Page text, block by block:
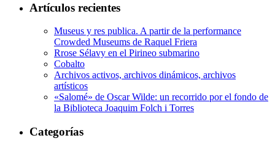
Artículos recientes
Museus y res publica. A partir de la performance
Crowded Museums de Raquel Friera
Rrose Sélavy en el Pirineo submarino
Cobalto
Archivos activos, archivos dinámicos, archivos
artísticos
«Salomé» de Oscar Wilde: un recorrido por el fondo de
la Biblioteca Joaquim Folch i Torres
Categorías